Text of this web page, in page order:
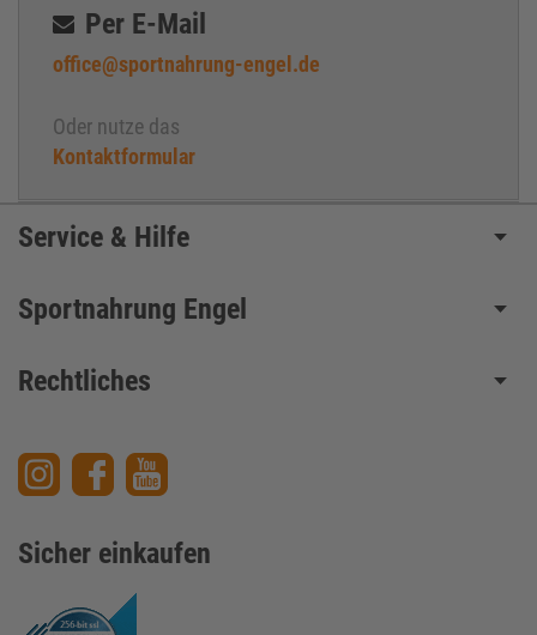
Per E-Mail
office@sportnahrung-engel.de
Oder nutze das
Kontaktformular
Service & Hilfe
Sportnahrung Engel
Rechtliches
Sicher einkaufen